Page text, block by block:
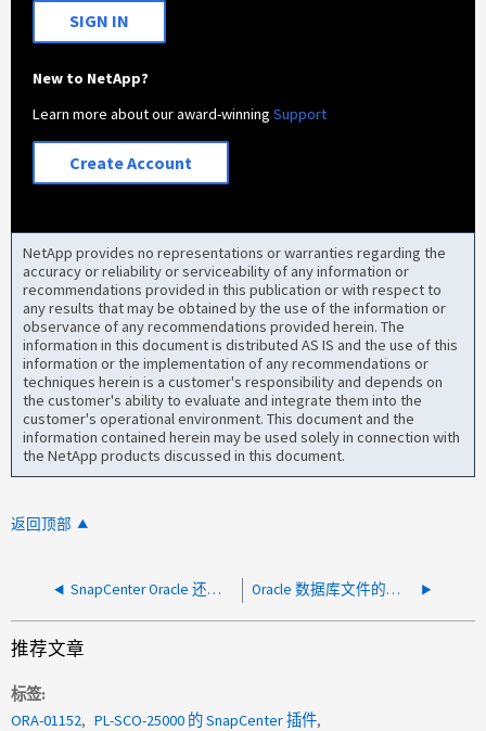
SIGN IN
New to NetApp?
Learn more about our award-winningSupport
Create Account
NetApp provides no representations or warranties regarding the
accuracy or reliability or serviceability of any information or
recommendations provided in this publication or with respect to
any results that may be obtained by the use of the information or
observance of any recommendations provided herein. The
information in this document is distributed AS IS and the use of this
information or the implementation of any recommendations or
techniques herein is a customer's responsibility and depends on
the customer's ability to evaluate and integrate them into the
customer's operational environment. This document and the
information contained herein may be used solely in connection with
the NetApp products discussed in this document.
返回顶部
SnapCenter Oracle 还原或克隆失败，并显示消息 ORA-00308 ： cannot open archived log /ORA_log/arch1_123_456789012.arc Oracle 数据库文件的时间点还原失败，并显示错误： ora-0261 ：无法转换参数 db_create_file_dest 目标字符串
推荐文章
标签
ORA-01152
PL-SCO-25000 的 SnapCenter 插件